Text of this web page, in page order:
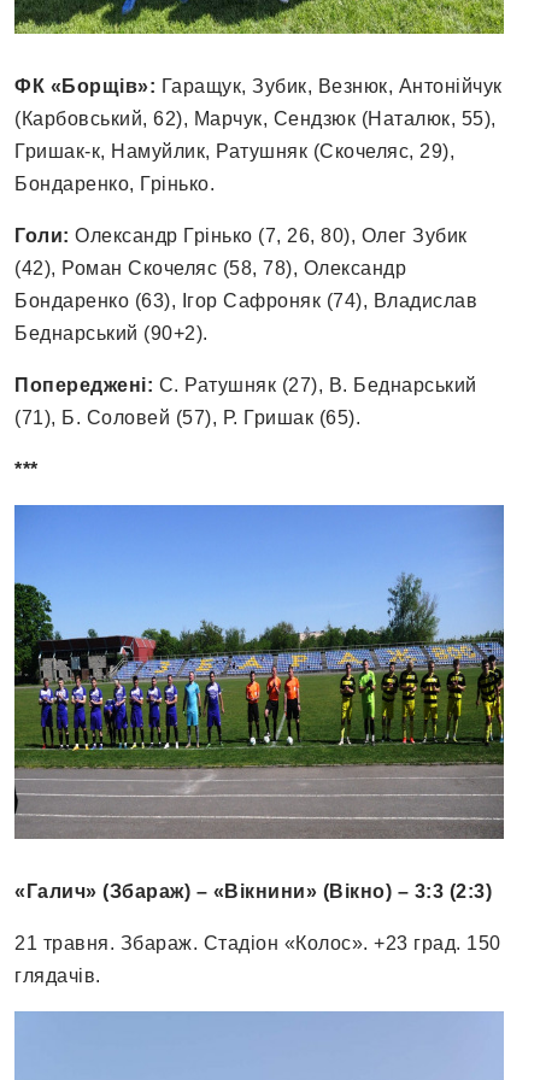
ФК «Борщів»: Гаращук, Зубик, Везнюк, Антонійчук
(Карбовський, 62), Марчук, Сендзюк (Наталюк, 55),
Гришак-к, Намуйлик, Ратушняк (Скочеляс, 29),
Бондаренко, Грінько.
Голи: Олександр Грінько (7, 26, 80), Олег Зубик
(42), Роман Скочеляс (58, 78), Олександр
Бондаренко (63), Ігор Сафроняк (74), Владислав
Беднарський (90+2).
Попереджені: С. Ратушняк (27), В. Беднарський
(71), Б. Соловей (57), Р. Гришак (65).
***
«Галич» (Збараж) – «Вікнини» (Вікно) – 3:3 (2:3)
21 травня. Збараж. Стадіон «Колос». +23 град. 150
глядачів.